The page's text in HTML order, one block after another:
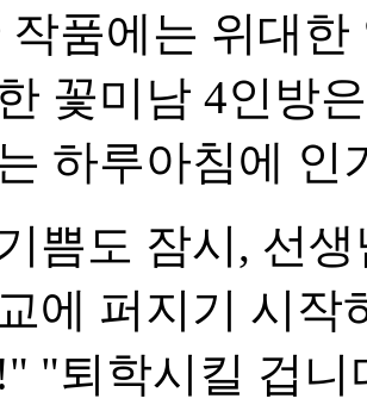
작품에는 위대
꽃미남 4인방
하루아침에 인
쁨도 잠시, 선
에 퍼지기 시작
"퇴학시킬 겁